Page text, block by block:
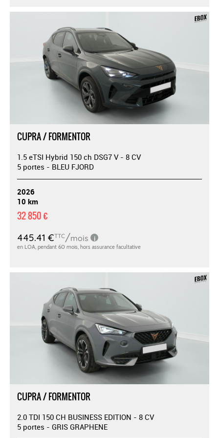
CUPRA / FORMENTOR
1.5 eTSI Hybrid 150 ch DSG7 V - 8 CV
5 portes - BLEU FJORD
2026
10 km
32 850 €
CUPRA / FORMENTOR
2.0 TDI 150 CH BUSINESS EDITION - 8 CV
5 portes - GRIS GRAPHENE